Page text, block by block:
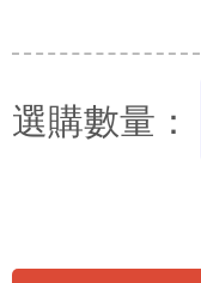
選購數量：